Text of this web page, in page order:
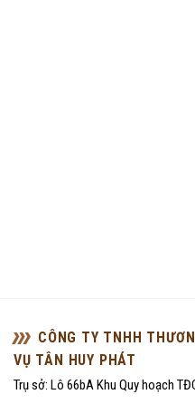
CÔNG TY TNHH
VỤ TÂN HUY PHÁT
Trụ sở: Lô 66bA Khu Quy hoạch